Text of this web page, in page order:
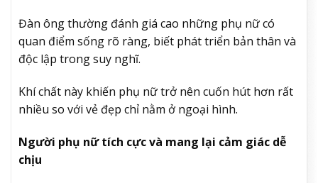
Đàn ông thường đánh giá cao những phụ nữ có
quan điểm sống rõ ràng, biết phát triển bản thân và
độc lập trong suy nghĩ.
Khí chất này khiến phụ nữ trở nên cuốn hút hơn rất
nhiều so với vẻ đẹp chỉ nằm ở ngoại hình.
Người phụ nữ tích cực và mang lại cảm giác dễ
chịu